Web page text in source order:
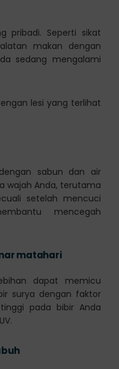
pribadi. Seperti sikat
makan dengan
sedang mengalami
lesi yang terlihat
sabun dan air
wajah Anda, terutama
setelah mencuci
mencegah
matahari
dapat memicu
surya dengan faktor
pada bibir Anda